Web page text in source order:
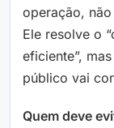
operação,
Ele resolve o
eficiente”,
público vai
Quem deve